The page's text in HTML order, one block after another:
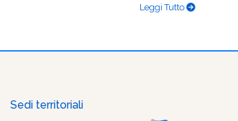
Leggi Tutto
Sedi territoriali